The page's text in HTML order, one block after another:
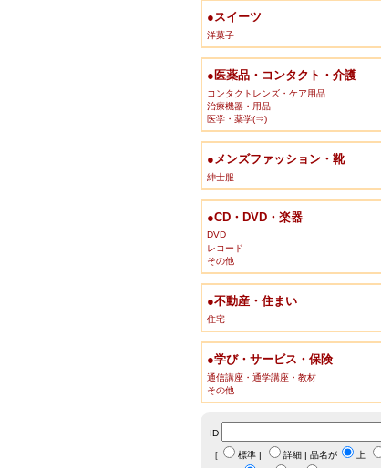
●スイーツ
洋菓子
●医薬品・コンタクト・介護
コンタクトレンズ・ケア用品
治療機器・用品
医学・薬学(⇒)
●メンズファッション・靴
紳士服
●CD・DVD・楽器
DVD
レコード
その他
●不動産・住まい
住宅
●学び・サービス・保険
通信講座・通学講座・教材
その他
ID
［ 標準 | 詳細 | 品名が 上